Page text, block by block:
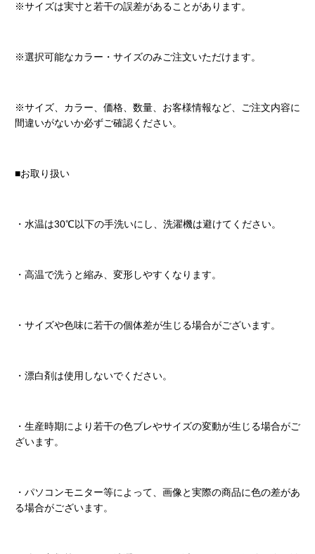
※サイズは実寸と若干の誤差があることがあります。
※選択可能なカラー・サイズのみご注文いただけます。
※サイズ、カラー、価格、数量、お客様情報など、ご注文内容に
間違いがないか必ずご確認ください。
■お取り扱い
・水温は30℃以下の手洗いにし、洗濯機は避けてください。
・高温で洗うと縮み、変形しやすくなります。
・サイズや色味に若干の個体差が生じる場合がございます。
・漂白剤は使用しないでください。
・生産時期により若干の色ブレやサイズの変動が生じる場合がご
ざいます。
・パソコンモニター等によって、画像と実際の商品に色の差があ
る場合がございます。